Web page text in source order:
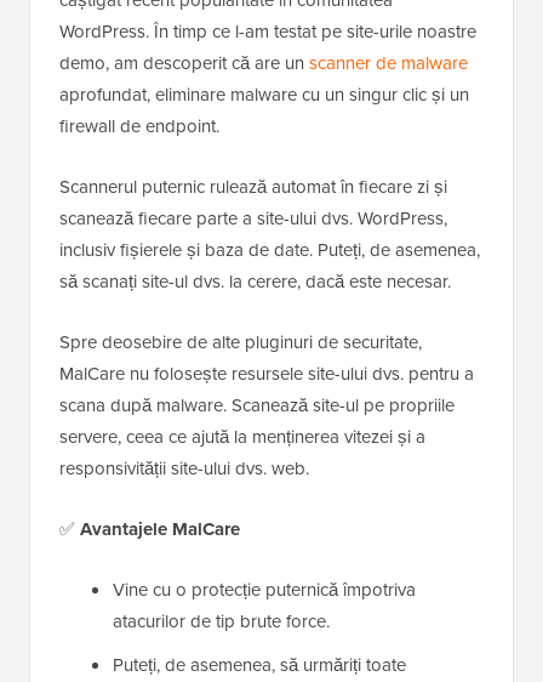
WordPress. În timp ce l-am testat pe site-urile noastre
demo, am descoperit că are un scanner de malware
aprofundat, eliminare malware cu un singur clic și un
firewall de endpoint.
Scannerul puternic rulează automat în fiecare zi și
scanează fiecare parte a site-ului dvs. WordPress,
inclusiv fișierele și baza de date. Puteți, de asemenea,
să scanați site-ul dvs. la cerere, dacă este necesar.
Spre deosebire de alte pluginuri de securitate,
MalCare nu folosește resursele site-ului dvs. pentru a
scana după malware. Scanează site-ul pe propriile
servere, ceea ce ajută la menținerea vitezei și a
responsivității site-ului dvs. web.
✅Avantajele MalCare
Vine cu o protecție puternică împotriva
atacurilor de tip brute force.
Puteți, de asemenea, să urmăriți toate